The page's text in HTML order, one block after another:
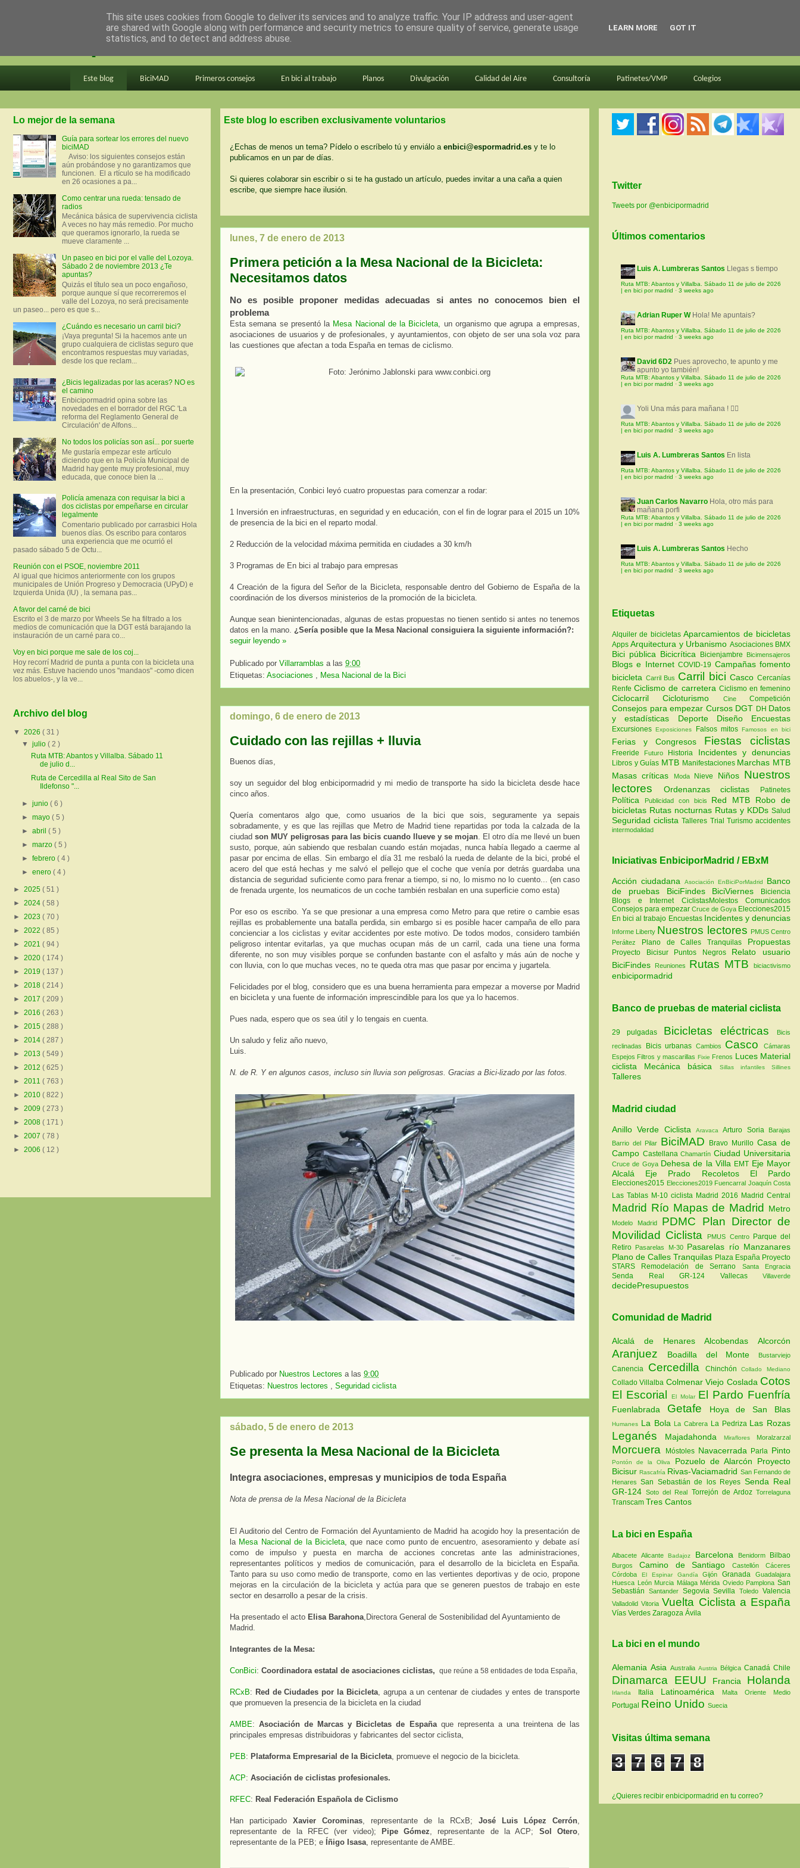
en bici por madrid
Este blog BiciMAD Primeros consejos En bici al trabajo Planos Divulgación Calidad del Aire Consultoría Patinetes/VMP Colegios
Este blog lo escriben exclusivamente voluntarios
¿Echas de menos un tema? Pídelo o escríbelo tú y enviálo a enbici@espormadrid.es y te lo
publicamos en un par de días.
Si quieres colaborar sin escribir o si te ha gustado un artículo, puedes invitar a una caña a quien
escribe, que siempre hace ilusión.
lunes, 7 de enero de 2013
Primera petición a la Mesa Nacional de la Bicicleta:
Necesitamos datos
No es posible proponer medidas adecuadas si antes no conocemos bien el
problema
Esta semana se presentó la Mesa Nacional de la Bicicleta , un organismo que agrupa a empresas,
asociaciones de usuarios y de profesionales, y ayuntamientos, con objeto de ser una sola voz para
las cuestiones que afectan a toda España en temas de ciclismo.
En la presentación, Conbici leyó cuatro propuestas para comenzar a rodar:
1 Inversión en infraestructuras, en seguridad y en educación, con el fin de lograr para el 2015 un 10%
de presencia de la bici en el reparto modal.
2 Reducción de la velocidad máxima permitida en ciudades a 30 km/h
3 Programas de En bici al trabajo para empresas
4 Creación de la figura del Señor de la Bicicleta, responsable dentro del Gobierno de España de la
coordinación de los diversos ministerios de la promoción de la bicicleta.
Aunque sean bienintencionadas, algunas de estas propuestas no tienen sentido si antes no tenemos
datos en la mano. ¿Sería posible que la Mesa Nacional consiguiera la siguiente información?:
seguir leyendo »
Publicado por Villarramblas a las 9:00
Etiquetas: Asociaciones , Mesa Nacional de la Bici
domingo, 6 de enero de 2013
Cuidado con las rejillas + lluvia
Buenos días,
soy un seguidor del blog enbicipormadrid y mi medio de transporte ha sido la bicicleta desde hace
cinco años.
Quería comentaros algo que, como usuarios de la bici que sois, seguramente ya sepais
sobradamente, y es que las rejillas que Metro de Madrid tiene repartidas por toda la calzada de la
ciudad son MUY peligrosas para las bicis cuando llueve y se mojan. El otro día me llevé un buen
susto, porque, aún sabiendo que resbalan cuando están mojadas, nunca había llegado a caerme al
pasar por encima de ellas. Sin embargo el día 31 me resbaló la rueda de delante de la bici, probé el
acero del que está hechas y me salvó el pellejo que el coche que venía por detrás guardaba una
distancia de seguridad suficiente como para frenar a tiempo, si no, lo mismo no lo cuento... (en caso
de frenada urgente, los neumaticos de un coche también resbalan en una superficie como esta)
Por eso os escribo. Ya se que presionar a una empresa como Metro para que retire o cambie esas
rejillas es probablemente una batalla perdida, sin embargo si es posible hacer campaña de ello para
concienciar a los ciclistas y evitar accidentes por este motivo. De todos modos, considero también
peligroso intentar evitarlas, ya que muchas ocupan más de un carril, cada una tiene una forma
diferente, no son muy visibles porque se confunden bastante con el asfalto y más aún de noche y
con lluvia, con lo que muchas veces, no te queda otra mas que pasar por encima y jugartela.
Felicidades por el blog, considero que es una buena herramienta para empezar a moverse por Madrid
en bicicleta y una fuente de información imprescindible para los que ya lo hacemos.
Pues nada, espero que os sea útil y lo tengais en cuenta.
Un saludo y feliz año nuevo,
Luis.
N. de R. Y en algunos casos, incluso sin lluvia son peligrosas. Gracias a Bici-lizado por las fotos.
Publicado por Nuestros Lectores a las 9:00
Etiquetas: Nuestros lectores Seguridad ciclista
sábado, 5 de enero de 2013
Se presenta la Mesa Nacional de la Bicicleta
Integra asociaciones, empresas y municipios de toda España
Nota de prensa de la Mesa Nacional de la Bicicleta
El Auditorio del Centro de Formación del Ayuntamiento de Madrid ha acogido hoy la presentación de
la Mesa Nacional de la Bicicleta, que nace como punto de encuentro, asesoramiento y debate así
como de impulso y puesta en marcha de acciones concretas ante las administraciones,
representantes políticos y medios de comunicación, para el desarrollo de la bicicleta en España.
Tanto para su uso como medio de transporte, como en las vertientes deportivas y de ocio, propone
mejoras en la circulación de la bicicleta y actúa para que se generen puestos de trabajo en este
sector en desarrollo a pesar de la crisis.
Ha presentado el acto Elisa Barahona,Directora General de Sostenibilidad del Ayuntamiento de
Madrid.
Integrantes de la Mesa:
ConBici: Coordinadora estatal de asociaciones ciclistas, que reúne a 58 entidades de toda España,
RCxB: Red de Ciudades por la Bicicleta, agrupa a un centenar de ciudades y entes de transporte
que promueven la presencia de la bicicleta en la ciudad
AMBE:Asociación de Marcas y Bicicletas de Españaque representa a una treintena de las
principales empresas distribuidoras y fabricantes del sector ciclista,
PEB: Plataforma Empresarial de la Bicicleta, promueve el negocio de la bicicleta.
ACP: Asociación de ciclistas profesionales.
RFEC: Real Federación Española de Ciclismo
Han participado Xavier Corominas, representante de la RCxB; José Luis López Cerrón,
representante de la RFEC (ver video);
Pipe Gómez, representante de la ACP; Sol Otero,
representante de la PEB; e Íñigo Isasa, representante de AMBE.
Lo mejor de la semana
Guía para sortear los errores del nuevo
biciMAD
Aviso: los siguientes consejos están
aún probándose y no garantizamos que
funcionen. El a rtículo se ha modificado
en 26 ocasiones a pa...
Como centrar una rueda: tensado de
radios
Mecánica básica de supervivencia ciclista
A veces no hay más remedio. Por mucho
que queramos ignorarlo, la rueda se
mueve claramente ...
Un paseo en bici por el valle del Lozoya.
Sábado 2 de noviembre 2013 ¿Te
apuntas?
Quizás el título sea un poco engañoso,
porque aunque sí que recorreremos el
valle del Lozoya, no será precisamente
un paseo... pero es que s...
¿Cuándo es necesario un carril bici?
¡Vaya pregunta! Si la hacemos ante un
grupo cualquiera de ciclistas seguro que
encontramos respuestas muy variadas,
desde los que reclam...
¿Bicis legalizadas por las aceras? NO es
el camino
Enbicipormadrid opina sobre las
novedades en el borrador del RGC 'La
reforma del Reglamento General de
Circulación' de Alfons...
No todos los policías son así... por suerte
Me gustaría empezar este artículo
diciendo que en la Policía Municipal de
Madrid hay gente muy profesional, muy
educada, que conoce bien la ...
Policía amenaza con requisar la bici a
dos ciclistas por empeñarse en circular
legalmente
Comentario publicado por carrasbici Hola
buenos días. Os escribo para contaros
una experiencia que me ocurrió el
pasado sábado 5 de Octu...
Reunión con el PSOE, noviembre 2011
Al igual que hicimos anteriormente con los grupos
municipales de Unión Progreso y Democracia (UPyD) e
Izquierda Unida (IU) , la semana pas...
A favor del carné de bici
Escrito el 3 de marzo por Wheels Se ha filtrado a los
medios de comunicación que la DGT está barajando la
instauración de un carné para co...
Voy en bici porque me sale de los coj...
Hoy recorrí Madrid de punta a punta con la bicicleta una
vez más. Estuve haciendo unos "mandaos" -como dicen
los abuelos-, y la ve...
Archivo del blog
▼ 2026 ( 31 )
▼julio( 2 )
Ruta MTB: Abantos y Villalba. Sábado 11
de julio d...
Ruta de Cercedilla al Real Sito de San
Ildefonso "...
►junio( 6 )
►mayo( 5 )
►abril( 5 )
►marzo( 5 )
►febrero( 4 )
►enero( 4 )
► 2025 ( 51 )
► 2024 ( 58 )
► 2023 ( 70 )
► 2022 ( 85 )
► 2021 ( 94 )
► 2020 ( 174 )
► 2019 ( 137 )
► 2018 ( 214 )
► 2017 ( 209 )
► 2016 ( 263 )
► 2015 ( 288 )
► 2014 ( 287 )
► 2013 ( 549 )
► 2012 ( 625 )
► 2011 ( 763 )
► 2010 ( 822 )
► 2009 ( 273 )
► 2008 ( 171 )
► 2007 ( 78 )
► 2006 ( 12 )
Twitter
Tweets por @enbicipormadrid
Últimos comentarios
Luis A. Lumbreras Santos Llegas s tiempo
Ruta MTB: Abantos y Villalba. Sábado 11 de julio de 2026
| en bici por madrid · 3 weeks ago
Adrian Ruper W Hola! Me apuntais?
Ruta MTB: Abantos y Villalba. Sábado 11 de julio de 2026
| en bici por madrid · 3 weeks ago
David 6D2 Pues aprovecho, te apunto y me
apunto yo también!
Ruta MTB: Abantos y Villalba. Sábado 11 de julio de 2026
| en bici por madrid · 3 weeks ago
Yoli Una más para mañana ! 🚵‍♀️
Ruta MTB: Abantos y Villalba. Sábado 11 de julio de 2026
| en bici por madrid · 3 weeks ago
Luis A. Lumbreras Santos En lista
Ruta MTB: Abantos y Villalba. Sábado 11 de julio de 2026
| en bici por madrid · 3 weeks ago
Juan Carlos Navarro Hola, otro más para
mañana porfi
Ruta MTB: Abantos y Villalba. Sábado 11 de julio de 2026
| en bici por madrid · 3 weeks ago
Luis A. Lumbreras Santos Hecho
Ruta MTB: Abantos y Villalba. Sábado 11 de julio de 2026
| en bici por madrid · 3 weeks ago
Etiquetas
Alquiler de bicicletasAparcamientos de bicicletas
AppsArquitectura y Urbanismo Asociaciones BMX
Bici pública Bicicrítica Bicienjambre Bicimensajeros
Blogs e InternetCOVID-19 Campañas fomento
bicicleta Carril Bus Carril biciCascoCercanías
RenfeCiclismo de carretera Ciclismo en femenino
CiclocarrilCicloturismo CineCompetición
Consejos para empezar Cursos DGT DH Datos
y estadísticas Deporte Diseño Encuestas
ExcursionesExposiciones Falsos mitosFamosos en bici
Ferias y Congresos Fiestas ciclistas
Freeride Futuro Historia Incidentes y denuncias
Libros y Guías MTB Manifestaciones Marchas MTB
Masas críticas
Moda Nieve Niños Nuestros
lectores
Ordenanzas ciclistas Patinetes
Política Publicidad con bicis Red MTB Robo de
bicicletas Rutas nocturnas Rutas y KDDs Salud
Seguridad ciclistaTalleres Trial Turismoaccidentes
intermodalidad
Iniciativas EnbiciporMadrid / EBxM
Acción ciudadana Asociación EnBiciPorMadrid
Banco
de pruebas
BiciFindes BiciViernes
Biciencia
Blogs e Internet
CiclistasMolestos
Comunicados
Consejos para empezar Cruce de Goya Elecciones2015
En bici al trabajo Encuestas Incidentes y denuncias
Informe Liberty Nuestros lectores
PMUS Centro
Peráltez
Plano de Calles Tranquilas Propuestas
Proyecto Bicisur Puntos Negros
Relato usuario
BiciFindes
Reuniones Rutas MTB biciactivismo
enbicipormadrid
Banco de pruebas de material ciclista
29 pulgadas Bicicletas eléctricas
Bicis
reclinadas
Bicis urbanas Cambios Casco
Cámaras
Espejos Filtros y mascarillas Fixie Frenos Luces Material
ciclista
Mecánica básica Sillas infantiles Sillines
Talleres
Madrid ciudad
Anillo Verde Ciclista AravacaArturo Soria
Barajas
Barrio del Pilar BiciMAD Bravo MurilloCasa de
Campo Castellana Chamartín Ciudad Universitaria
Cruce de Goya Dehesa de la Villa EMT Eje Mayor
Alcalá Eje Prado Recoletos El Pardo
Elecciones2015 Elecciones2019 Fuencarral Joaquín Costa
Las Tablas M-10 ciclista Madrid 2016 Madrid Central
Madrid Río Mapas de Madrid Metro
Modelo Madrid PDMC Plan Director de
Movilidad Ciclista
PMUS Centro Parque del
Retiro Pasarelas M-30 Pasarelas río Manzanares
Plano de Calles Tranquilas Plaza España Proyecto
STARS Remodelación de Serrano Santa Engracia
Senda Real GR-124 Vallecas Villaverde
decidePresupuestos
Comunidad de Madrid
Alcalá de HenaresAlcobendas Alcorcón
Aranjuez Boadilla del Monte Bustarviejo
Canencia Cercedilla ChinchónCollado Mediano
Collado Villalba Colmenar Viejo Coslada Cotos
El EscorialEl Molar El Pardo Fuenfría
Fuenlabrada Getafe Hoya de San Blas
Humanes La Bola La Cabrera La Pedriza Las Rozas
Leganés Majadahonda Miraflores Moralzarzal
Morcuera Móstoles Navacerrada Parla Pinto
Pontón de la Oliva Pozuelo de Alarcón Proyecto
BicisurRascafría Rivas-Vaciamadrid San Fernando de
HenaresSan Sebastián de los Reyes Senda Real
GR-124Soto del Real Torrejón de ArdozTorrelaguna
Transcam Tres Cantos
La bici en España
AlbaceteAlicanteBadajoz Barcelona Benidorm Bilbao
Burgos Camino de SantiagoCastellónCáceres
Córdoba El Espinar GandíaGijónGranadaGuadalajara
Huesca León Murcia Málaga Mérida Oviedo PamplonaSan
Sebastián Santander SegoviaSevillaToledoValencia
ValladolidVitoria Vuelta Ciclista a España
Vías Verdes Zaragoza Ávila
La bici en el mundo
Alemania Asia Australia Austria Bélgica Canadá Chile
Dinamarca EEUU Francia Holanda
Irlanda Italia Latinoamérica Malta Oriente Medio
Portugal Reino Unido Suecia
Visitas última semana
3 7 6 7 8
¿Quieres recibir enbicipormadrid en tu correo?
This site uses cookies from Google to deliver its services and to analyze traffic. Your IP address and user-agent
are shared with Google along with performance and security metrics to ensure quality of service, generate usage
statistics, and to detect and address abuse.
LEARN MORE GOT IT